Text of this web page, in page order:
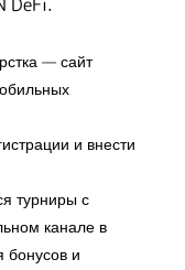
— сайт
и внести
турниры с
канале в
бонусов и